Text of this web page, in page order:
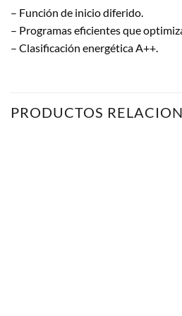
– Función de inicio diferido.
– Programas eficientes que
– Clasificación energética A++.
PRODUCTOS